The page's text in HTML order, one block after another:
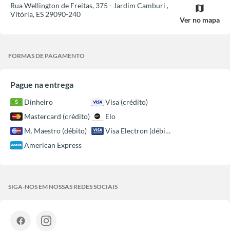
Rua Wellington de Freitas, 375 - Jardim Camburi ,
Vitória, ES 29090-240
map
Ver no mapa
FORMAS DE PAGAMENTO
Pague na entrega
Dinheiro
Visa (crédito)
Mastercard (crédito)
Elo
M. Maestro (débito)
Visa Electron (débito)
American Express
SIGA-NOS EM NOSSAS REDES SOCIAIS